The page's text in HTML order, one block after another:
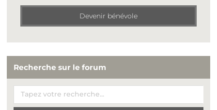
Devenir bénévole
Recherche sur le forum